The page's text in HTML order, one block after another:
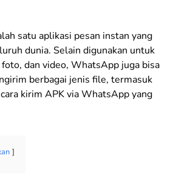
satu aplikasi pesan instan yang
dunia. Selain digunakan untuk
dan video, WhatsApp juga bisa
berbagai jenis file, termasuk
kirim APK via WhatsApp yang